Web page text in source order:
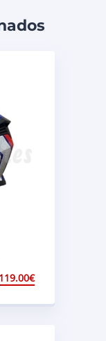
119.00€